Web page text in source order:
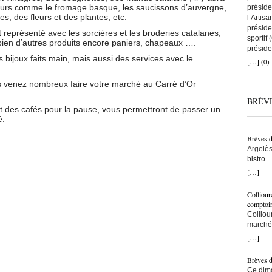
comme le fromage basque, les saucissons d’auvergne,
des fleurs et des plantes, etc.
représenté avec les sorcières et les broderies catalanes,
d’autres produits encore paniers, chapeaux ….
bijoux faits main, mais aussi des services avec le
nombreux faire votre marché au Carré d’Or
des cafés pour la pause, vous permettront de passer un
sportif
a
une
monte
bras
l’on
ce
[…] (0)
Brèves
bistro…
– Ici,
bras…
crois
[…]
de-
bon !
[…]
Brèves
Ce